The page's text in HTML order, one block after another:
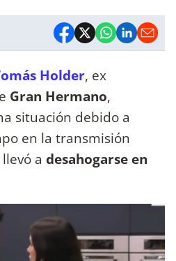
Holder, ex
Gran Hermano,
situación debido a
en la transmisión
a desahogarse en